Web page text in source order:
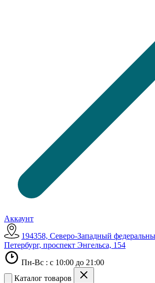
Аккаунт
194358, Северо-Западный
Петербург, проспект Энгельса, 154
Пн-Вс : с 10:00 до 21:00
Каталог товаров